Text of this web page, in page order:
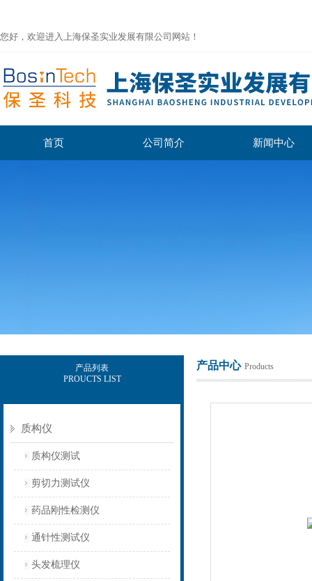
您好，欢迎进入上海保圣实业发展有限公司网站！
首页 公司简介 新闻中心
产品列表
PROUCTS LIST
质构仪
质构仪测试
剪切力测试仪
药品刚性检测仪
通针性测试仪
头发梳理仪
产品中心 Products